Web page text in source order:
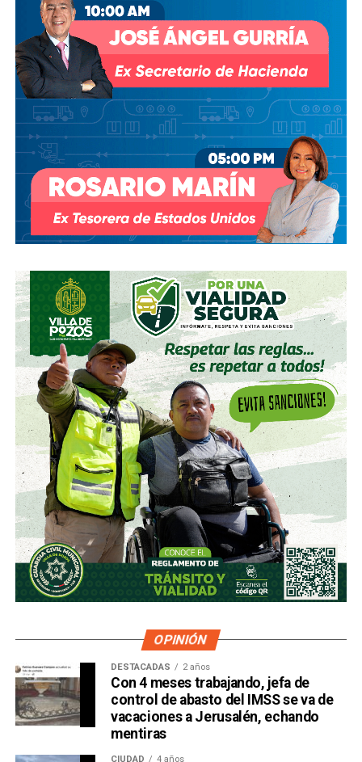
OPINIÓN
DESTACADAS 2 años
Con 4 meses trabajando, jefa de
control de abasto del IMSS se va de
vacaciones a Jerusalén, echando
mentiras
CIUDAD 4 años